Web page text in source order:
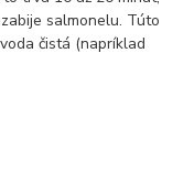
salmonelu. Túto
čistá (napríklad